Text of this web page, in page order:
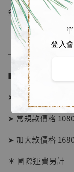
登入
金屬掛鉤
■ 販售資訊 (NT$)：
➤ A3款價格 680元
➤ 常規款價格
➤ 加大款價格
＊ 國際運費另計